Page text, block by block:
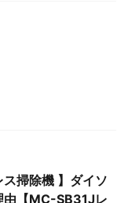
ス掃除機 】ダイソ
由【MC-SB31Jレ